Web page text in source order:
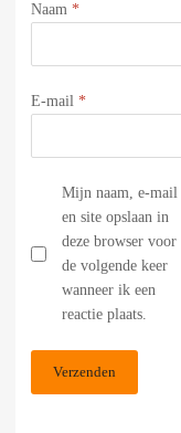
Naam *
E-mail *
Mijn naam, e-mail
en site opslaan in
deze browser voor
de volgende keer
wanneer ik een
reactie plaats.